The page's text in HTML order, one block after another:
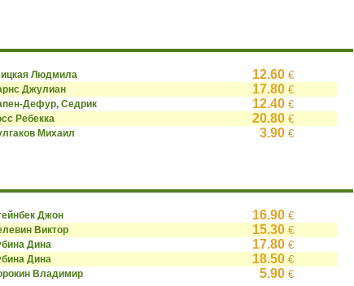
Людмила 12.60€
Джулиан 17.80€
Дефур, Седрик 12.40€
Ребекка 20.80€
Михаил 3.90€
Джон 16.90€
Виктор 15.30€
Дина 17.80€
Дина 18.50€
Владимир 5.90€